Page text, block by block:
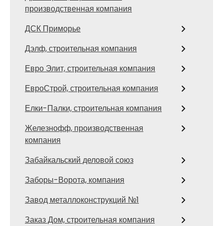
производственная компания
ДСК Приморье
Дэлф, строительная компания
Евро Элит, строительная компания
ЕвроСтрой, строительная компания
Елки-Палки, строительная компания
Железнофф, производственная
компания
Забайкальский деловой союз
Заборы-Ворота, компания
Завод металлоконструкций №1
Заказ Дом, строительная компания